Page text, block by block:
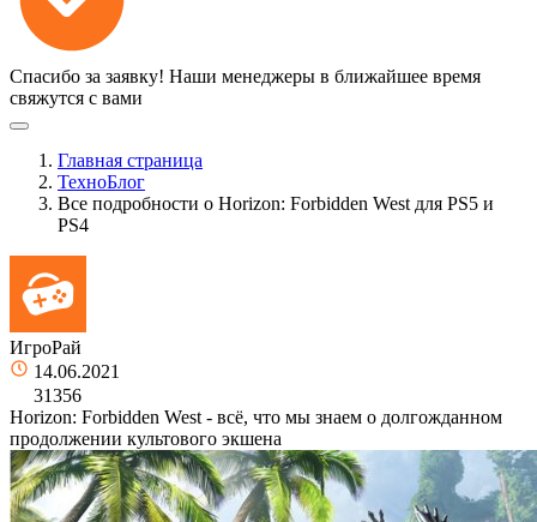
Спасибо за заявку! Наши менеджеры в ближайшее время
свяжутся с вами
Главная страница
ТехноБлог
Все подробности о Horizon: Forbidden West для PS5 и
PS4
ИгроРай
14.06.2021
31356
Horizon: Forbidden West - всё, что мы знаем о долгожданном
продолжении культового экшена